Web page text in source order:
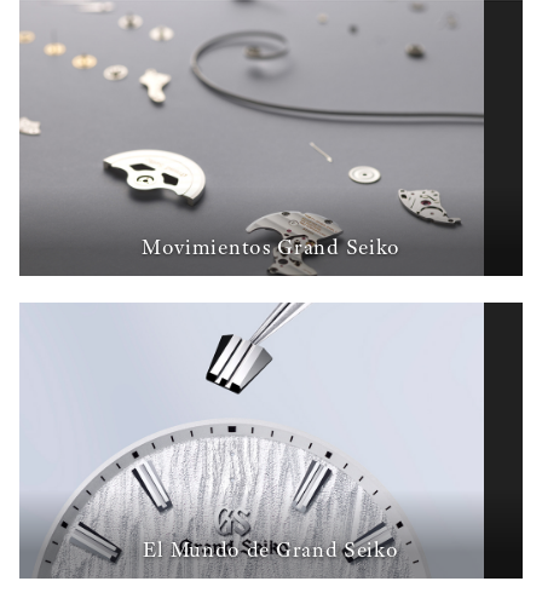
Movimientos Grand Seiko
El Mundo de Grand Seiko